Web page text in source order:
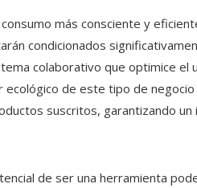
más consciente y
condicionados
colaborativo que optimice el
ecológico de este tipo de
suscritos, garantizando un
de ser una herramienta